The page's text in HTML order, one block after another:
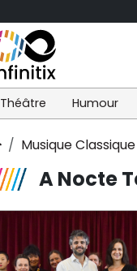
Théâtre Humour
Musique Classique
A Nocte